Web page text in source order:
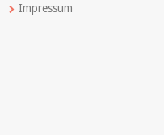
Impressum